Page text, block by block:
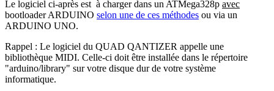
Le logiciel ci-après est à charger dans un ATMega328p avec
bootloader ARDUINO selon une de ces méthodes ou via un
ARDUINO UNO.
Rappel : Le logiciel du QUAD QANTIZER appelle une
bibliothèque MIDI. Celle-ci doit être installée dans le répertoire
"arduino/library" sur votre disque dur de votre système
informatique.